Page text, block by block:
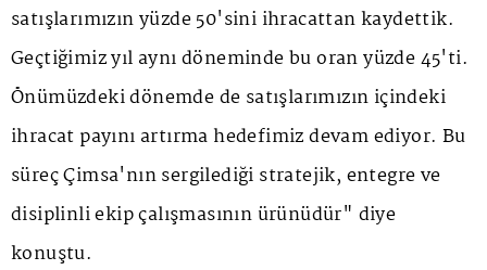
satışlarımızın yüzde 50'sini ihracattan kaydettik.
Geçtiğimiz yıl aynı döneminde bu oran yüzde 45'ti.
Önümüzdeki dönemde de satışlarımızın içindeki
ihracat payını artırma hedefimiz devam ediyor. Bu
süreç Çimsa'nın sergilediği stratejik, entegre ve
disiplinli ekip çalışmasının ürünüdür" diye
konuştu.